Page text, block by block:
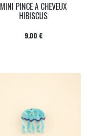
MINI PINCE A CHEVEUX
HIBISCUS
Prix
9,00 €